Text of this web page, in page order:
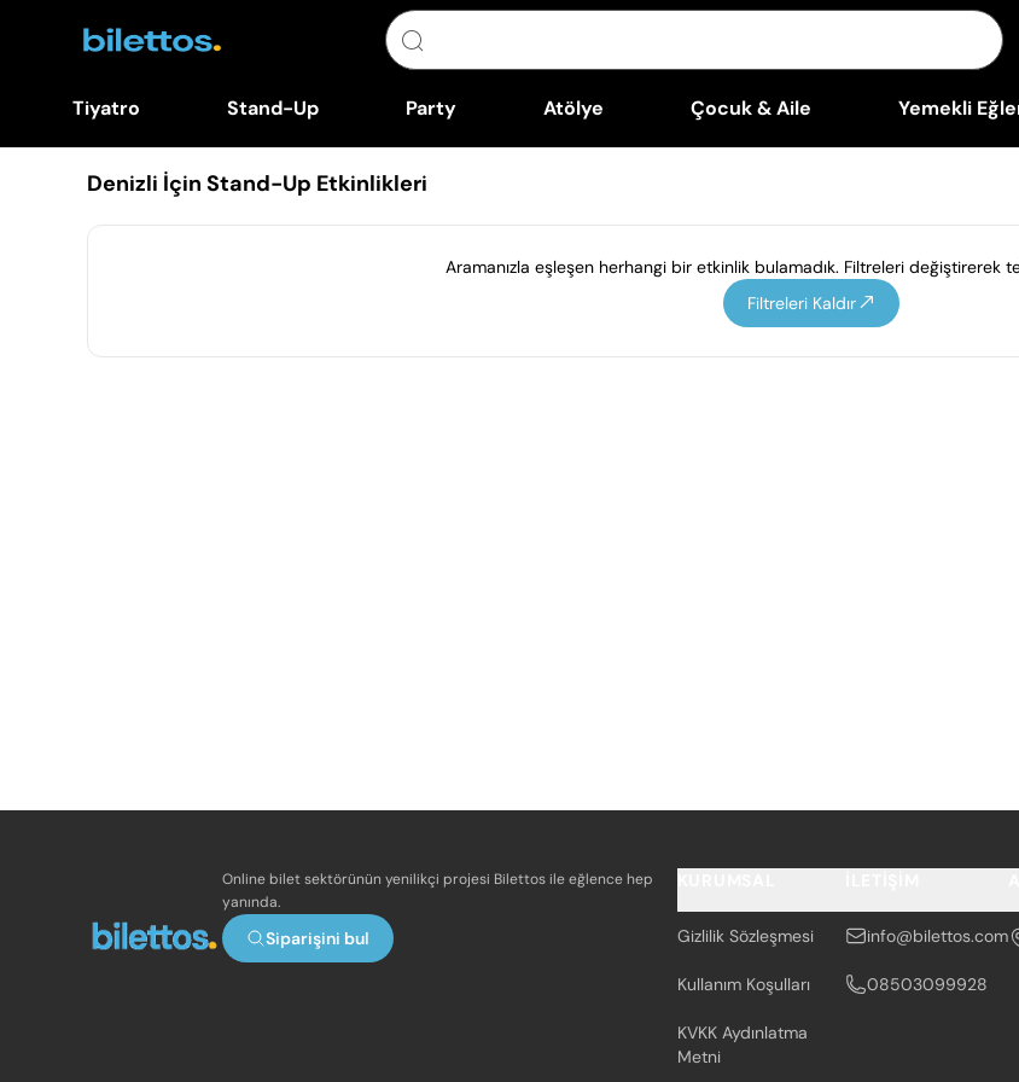
Tiyatro Stand-Up Party Atölye Çocuk & Aile Yemekli
Denizli İçin Stand-Up Etkinlikleri
Aramanızla eşleşen herhangi bir etkinlik bulamadık. Filtreleri değiştirerek
Filtreleri Kaldır
Online bilet sektörünün yenilikçi projesi Bilettos ile eğlence hep
yanında.
Siparişini bul Gizlilik Sözleşmesi
Kullanım Koşulları
KVKK Aydınlatma
Metni
info@bilettos.com
08503099928